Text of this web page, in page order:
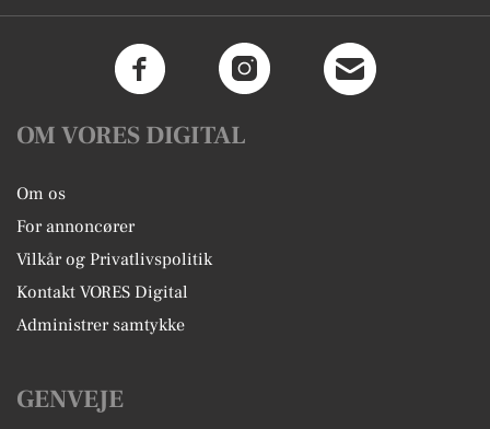
OM VORES DIGITAL
Om os
For annoncører
Vilkår og Privatlivspolitik
Kontakt VORES Digital
Administrer samtykke
GENVEJE